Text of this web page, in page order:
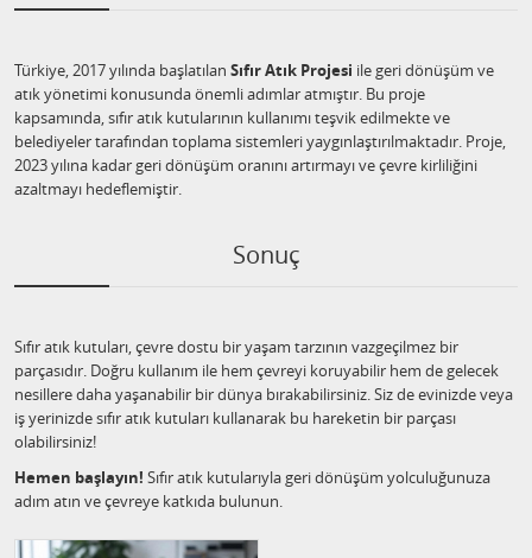
Türkiye, 2017 yılında başlatılan Sıfır Atık Projesi ile geri dönüşüm ve
atık yönetimi konusunda önemli adımlar atmıştır. Bu proje
kapsamında, sıfır atık kutularının kullanımı teşvik edilmekte ve
belediyeler tarafından toplama sistemleri yaygınlaştırılmaktadır. Proje,
2023 yılına kadar geri dönüşüm oranını artırmayı ve çevre kirliliğini
azaltmayı hedeflemiştir.
Sonuç
Sıfır atık kutuları, çevre dostu bir yaşam tarzının vazgeçilmez bir
parçasıdır. Doğru kullanım ile hem çevreyi koruyabilir hem de gelecek
nesillere daha yaşanabilir bir dünya bırakabilirsiniz. Siz de evinizde veya
iş yerinizde sıfır atık kutuları kullanarak bu hareketin bir parçası
olabilirsiniz!
Hemen başlayın! Sıfır atık kutularıyla geri dönüşüm yolculuğunuza
adım atın ve çevreye katkıda bulunun.